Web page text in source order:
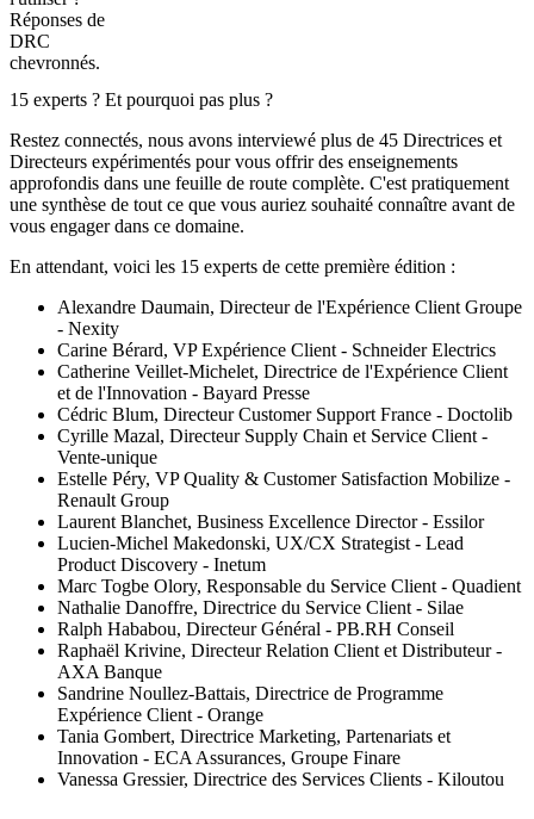
Réponses de
DRC
chevronnés.
15 experts ? Et pourquoi pas plus ?
Restez connectés, nous avons interviewé plus de 45 Directrices et
Directeurs expérimentés pour vous offrir des enseignements
approfondis dans une feuille de route complète. C'est pratiquement
une synthèse de tout ce que vous auriez souhaité connaître avant de
vous engager dans ce domaine.
En attendant, voici les 15 experts de cette première édition :
Alexandre Daumain, Directeur de l'Expérience Client Groupe
- Nexity
Carine Bérard, VP Expérience Client - Schneider Electrics
Catherine Veillet-Michelet, Directrice de l'Expérience Client
et de l'Innovation - Bayard Presse
Cédric Blum, Directeur Customer Support France - Doctolib
Cyrille Mazal, Directeur Supply Chain et Service Client -
Vente-unique
Estelle Péry, VP Quality & Customer Satisfaction Mobilize -
Renault Group
Laurent Blanchet, Business Excellence Director - Essilor
Lucien-Michel Makedonski, UX/CX Strategist - Lead
Product Discovery - Inetum
Marc Togbe Olory, Responsable du Service Client - Quadient
Nathalie Danoffre, Directrice du Service Client - Silae
Ralph Hababou, Directeur Général - PB.RH Conseil
Raphaël Krivine, Directeur Relation Client et Distributeur -
AXA Banque
Sandrine Noullez-Battais, Directrice de Programme
Expérience Client - Orange
Tania Gombert, Directrice Marketing, Partenariats et
Innovation - ECA Assurances, Groupe Finare
Vanessa Gressier, Directrice des Services Clients - Kiloutou